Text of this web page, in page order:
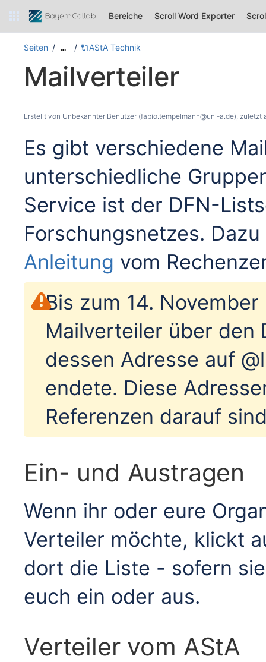
Bereiche Scroll Word Exporter
Seiten … 🔌AStA Technik
Mailverteiler
Erstellt von Unbekannter Benutzer (fabio.tempelmann@uni-a.de), zuletzt
Es gibt verschiedene
unterschiedliche
Service ist der DFN-
Forschungsnetzes.
Anleitung vom
Bis zum 14.
Mailverteiler über den
dessen Adresse auf
endete. Diese
Referenzen darauf
Ein- und Austragen
Wenn ihr oder eure
Verteiler möchte, klickt
dort die Liste - sofern
euch ein oder aus.
Verteiler vom AStA